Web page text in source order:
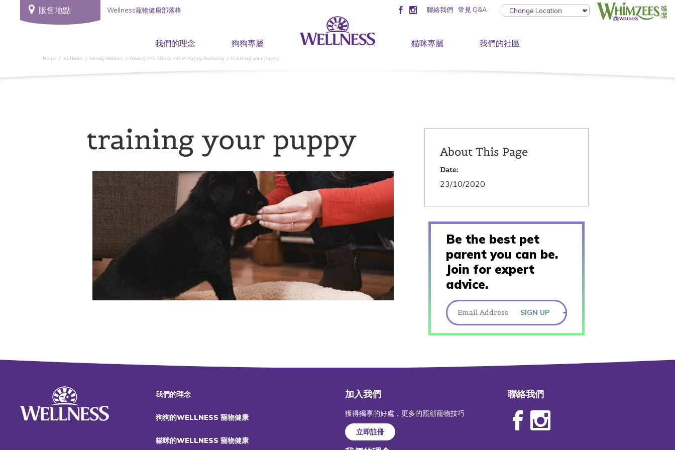
販售地點 Wellness寵物健康部落格 聯絡我們 常見 Q&A
我們的理念 狗狗專屬 貓咪專屬 我們的社區
Home Authors Sandy Robins Taking the Stress out of Puppy Training training your puppy
training your puppy About This Page
Date:
23/10/2020
Be the best pet
parent you can be.
Join for expert
advice.
SIGN UP
我們的理念
狗狗的WELLNESS 寵物健康
貓咪的WELLNESS 寵物健康
加入我們
獲得獨享的好處，更多的照顧寵物技巧
立即註冊
聯絡我們